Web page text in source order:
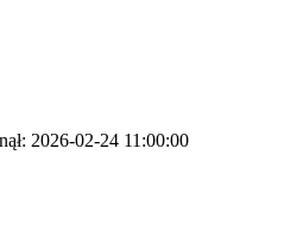
2026-02-24 11:00:00